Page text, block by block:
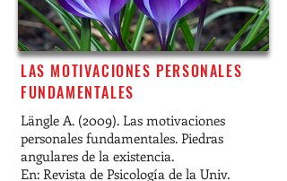
LAS MOTIVACIONES PERSONALES
FUNDAMENTALES
Längle A. (2009). Las motivaciones
personales fundamentales. Piedras
angulares de la existencia.
En: Revista de Psicología de la Univ.